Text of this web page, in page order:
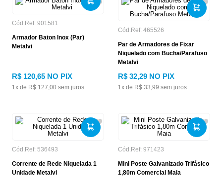
Cód.Ref: 901581
Armador Baton Inox (Par)
Metalvi
R$ 120,65 NO PIX
1x de R$ 127,00 sem juros
Cód.Ref: 465526
Par de Armadores de Fixar
Niquelado com Bucha/Parafuso
Metalvi
R$ 32,29 NO PIX
1x de R$ 33,99 sem juros
Cód.Ref: 536493
Corrente de Rede Niquelada 1
Unidade Metalvi
Cód.Ref: 971423
Mini Poste Galvanizado Trifásico
1,80m Comercial Maia